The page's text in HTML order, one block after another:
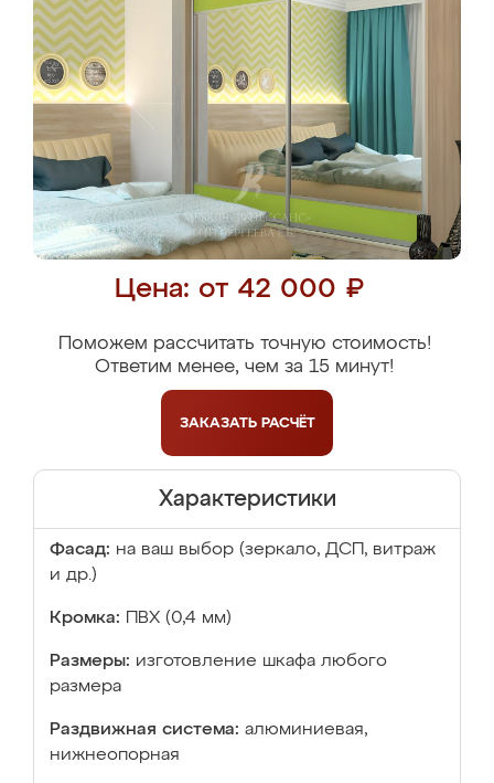
Цена: от 42 000 ₽
Поможем рассчитать точную стоимость!
Ответим менее, чем за 15 минут!
ЗАКАЗАТЬ РАСЧЁТ
Характеристики
Фасад: на ваш выбор (зеркало, ДСП, витраж
и др.)
Кромка: ПВХ (0,4 мм)
Размеры: изготовление шкафа любого
размера
Раздвижная система: алюминиевая,
нижнеопорная